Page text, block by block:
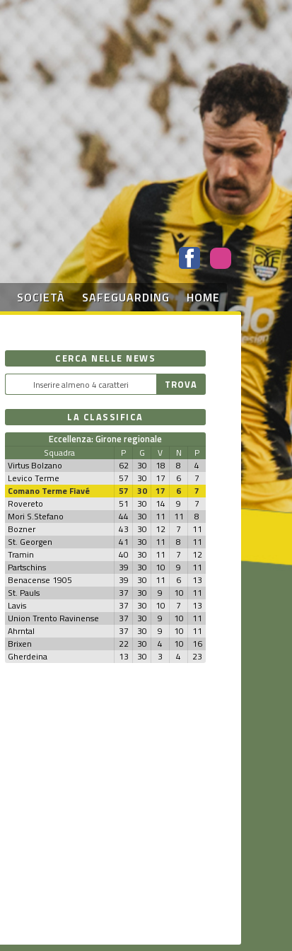
SOCIETÀ SAFEGUARDING HOME
CERCA NELLE NEWS
LA CLASSIFICA
Eccellenza: Girone regionale
Squadra P G V N
P
Virtus Bolzano
62 30 18 8
4
Levico Terme
57 30 17 6
7
Comano Terme Fiavé
57 30 17 6
7
Rovereto
51 30 14 9
7
Mori S.Stefano
44 30 11 11
8
Bozner
43 30 12 7
11
St. Georgen
41 30 11 8
11
Tramin
40 30 11 7
12
Partschins
39 30 10 9
11
Benacense 1905
39 30 11 6
13
St. Pauls
37 30 9 10
11
Lavis
37 30 10 7
13
Union Trento Ravinense
37 30 9 10
11
Ahrntal
37 30 9 10
11
Brixen
22 30 4 10
16
Gherdeina
13 30 3 4 23